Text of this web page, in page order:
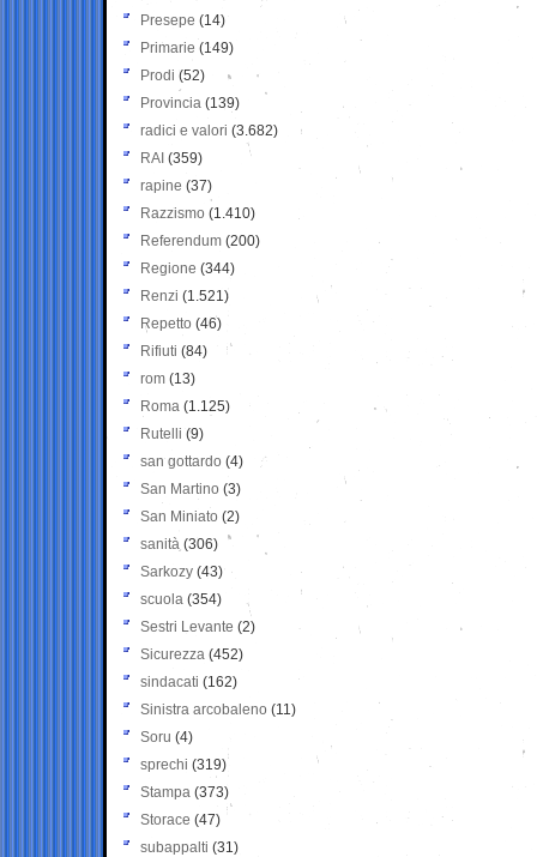
Presepe (14)
Primarie (149)
Prodi (52)
Provincia (139)
radici e valori (3.682)
RAI (359)
rapine (37)
Razzismo (1.410)
Referendum (200)
Regione (344)
Renzi (1.521)
Repetto (46)
Rifiuti (84)
rom (13)
Roma (1.125)
Rutelli (9)
san gottardo (4)
San Martino (3)
San Miniato (2)
sanità (306)
Sarkozy (43)
scuola (354)
Sestri Levante (2)
Sicurezza (452)
sindacati (162)
Sinistra arcobaleno (11)
Soru (4)
sprechi (319)
Stampa (373)
Storace (47)
subappalti (31)